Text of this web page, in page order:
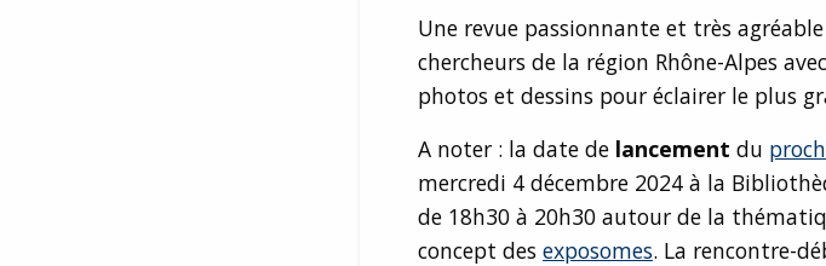
Une revue passionnante et très
chercheurs de la région Rhône-Alpes
photos et dessins pour éclairer le plus
A noter : la date de lancement du
mercredi 4 décembre 2024 à la
de 18h30 à 20h30 autour de la
concept des exposomes. La rencontre-